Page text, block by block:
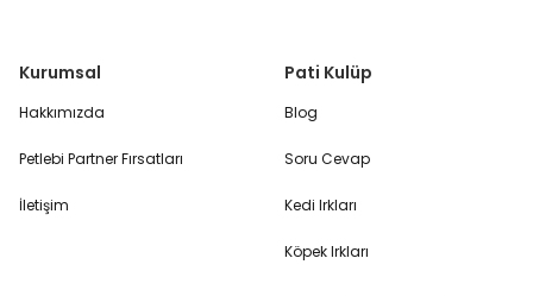
Kurumsal
Hakkımızda
Petlebi Partner Fırsatları
İletişim
Pati Kulüp
Blog
Soru Cevap
Kedi Irkları
Köpek Irkları